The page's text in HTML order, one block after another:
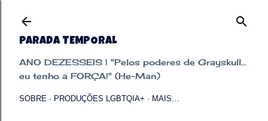
PARADA TEMPORAL
ANO DEZESSEIS | "Pelos poderes de Grayskull...
eu tenho a FORÇA!" (He-Man)
SOBRE PRODUÇÕES LGBTQIA+ MAIS…